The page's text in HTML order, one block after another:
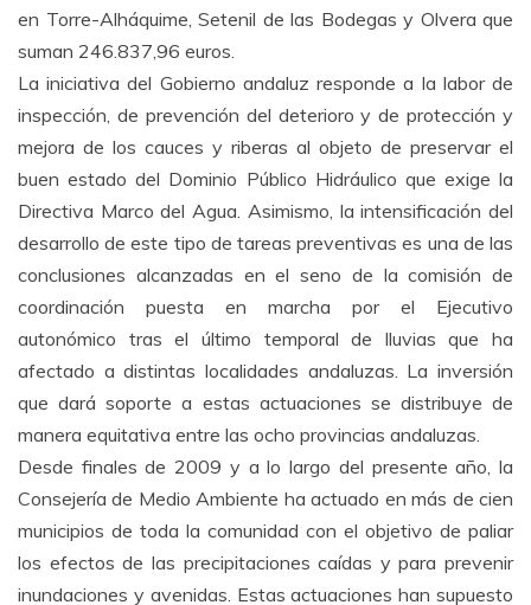
en Torre-Alháquime, Setenil de las Bodegas y Olvera que
suman 246.837,96 euros.
La iniciativa del Gobierno andaluz responde a la labor de
inspección, de prevención del deterioro y de protección y
mejora de los cauces y riberas al objeto de preservar el
buen estado del Dominio Público Hidráulico que exige la
Directiva Marco del Agua. Asimismo, la intensificación del
desarrollo de este tipo de tareas preventivas es una de las
conclusiones alcanzadas en el seno de la comisión de
coordinación puesta en marcha por el Ejecutivo
autonómico tras el último temporal de lluvias que ha
afectado a distintas localidades andaluzas. La inversión
que dará soporte a estas actuaciones se distribuye de
manera equitativa entre las ocho provincias andaluzas.
Desde finales de 2009 y a lo largo del presente año, la
Consejería de Medio Ambiente ha actuado en más de cien
municipios de toda la comunidad con el objetivo de paliar
los efectos de las precipitaciones caídas y para prevenir
inundaciones y avenidas. Estas actuaciones han supuesto